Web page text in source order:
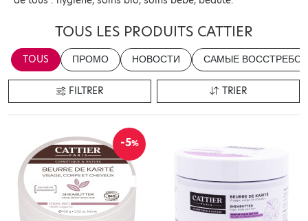
TOUS LES PRODUITS CATTIER
TOUS ПРОМО НОВОСТИ САМЫЕ
FILTRER TRIER
-5%